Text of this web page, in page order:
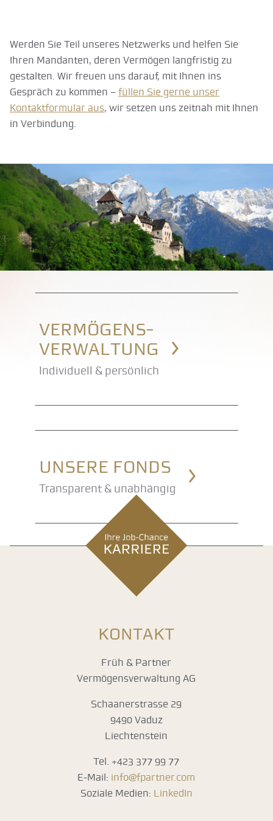
Werden Sie Teil unseres Netzwerks und helfen Sie
Ihren Mandanten, deren Vermögen langfristig zu
gestalten. Wir freuen uns darauf, mit Ihnen ins
Gespräch zu kommen – füllen Sie gerne unser
Kontaktformular aus, wir setzen uns zeitnah mit Ihnen
in Verbindung.
Vermögens-
verwaltung
Individuell & persönlich
Unsere Fonds
Transparent & unabhängig
KONTAKT
Früh & Partner
Vermögensverwaltung AG
Schaanerstrasse 29
9490 Vaduz
Liechtenstein
Tel. +423 377 99 77
E-Mail: info@fpartner.com
Soziale Medien: LinkedIn